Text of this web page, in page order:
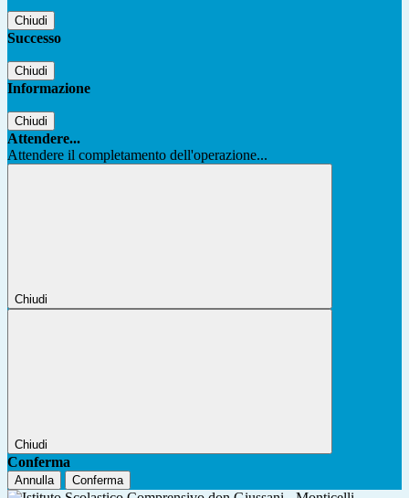
Chiudi
Successo
Chiudi
Informazione
Chiudi
Attendere...
Attendere il completamento dell'operazione...
Chiudi
Chiudi
Conferma
Annulla Conferma